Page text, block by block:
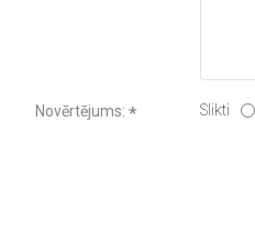
Novērtējums: Slikti